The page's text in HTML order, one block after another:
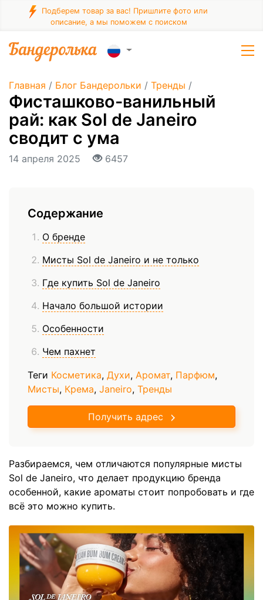
Подберем товар за вас! Пришлите фото или
описание, а мы поможем с поиском
Главная / Блог Бандерольки / Тренды /
Фисташково-ванильный
рай: как Sol de Janeiro
сводит с ума
14 апреля 2025 6457
Содержание
О бренде
Мисты Sol de Janeiro и не только
Где купить Sol de Janeiro
Начало большой истории
Особенности
Чем пахнет
Теги Косметика, Духи, Аромат, Парфюм,
Мисты, Крема, Janeiro, Тренды
Получить адрес
Разбираемся, чем отличаются популярные мисты
Sol de Janeiro, что делает продукцию бренда
особенной, какие ароматы стоит попробовать и где
всё это можно купить.